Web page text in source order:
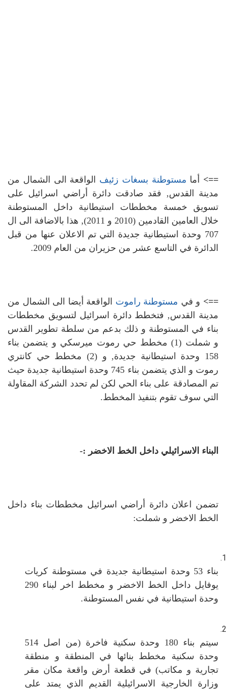
==> أما مستوطنة بسغات زئيف الواقعة الى الشمال من
مدينة القدس, فقد صادقت دائرة أراضي اسرائيل على
تسويق خمسة مخططات استيطانية داخل المستوطنة
خلال العامين القادمين (2010 و 2011), هذا بالاضافة الى ال
707 وحدة استيطانية جديدة التي تم الاعلان عنها من قبل
الدائرة في التاسع عشر من حزيران من العام 2009.
==> و في مستوطنة راموت الواقعة أيضا الى الشمال من
مدينة القدس, فتخطط دائرة اسرائيل لتسويق مخططات
بناء في المستوطنة و ذلك بدعم من سلطة تطوير القدس
و شملت (1) مخطط حي رموت ميرسكي و يتضمن بناء
158 وحدة استيطانية جديدة, و (2) مخطط حي كانتري
رموت و الذي يتضمن بناء 745 وحدة استيطانية جديدة حيث
تم المصادقة على بناء الحي لكن لم تحدد الشركة المقاولة
التي سوف تقوم بتنفيذ المخطط.
البناء الاسرائيلي داخل الخط الاخضر :-
تضمن اعلان دائرة أراضي اسرائيل مخططات بناء داخل
الخط الاخضر و شملت:
بناء 53 وحدة استيطانية جديدة في مستوطنة كريات
يوفايل داخل الخط الاخضر و مخطط اخر لبناء 290
وحدة استيطانية في نفس المستوطنة.
سيتم بناء 180 وحدة سكنية فاخرة (من اصل 514
وحدة سكنية مخطط بنائها في المنطقة و منطقة
تجارية و مكاتب) في قطعة أرض واقعة مكان مقر
وزارة الخارجية الاسرائيلية القديم الذي يمتد على